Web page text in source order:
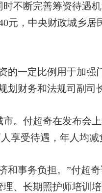
不断完善筹资待遇
元，中央财政城乡居
一定比例用于加强
财务和法规司副司
付超奇在发布会上
享受待遇，年人均减
事务负担。”付超奇
、长期照护师培训